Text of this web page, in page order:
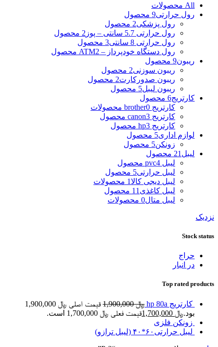
All محصولات
رول حرارتی9 محصول
رول پزشکی2 محصول
رول حرارتی 5.7 سانتی – پوز
2 محصول
رول حرارتی 8 سانتی
3 محصول
رول دستگاه خودپرداز – ATM 2 محصول
ریبون9 محصول
ریبون سوزنی2 محصول
ریبون صدورکارت2 محصول
ریبون لیبل5 محصول
کارتریج6 محصول
کارتریج brother 0 محصولات
کارتریج canon 3 محصول
کارتریج hp 3 محصول
لوازم اداری5 محصول
زونکن5 محصول
لیبل 21 محصول
لیبل pvc 4 محصول
لیبل حرارتی5 محصول
لیبل دیجی کالا1 محصولات
لیبل کاغذی 11 محصول
لیبل متال0 محصولات
نزدیک
Stock status
حراج
در انبار
Top rated products
کارتریج hp 80a ﷼1,900,000
قیمت اصلی ﷼ 1,900,000
بود.﷼
قیمت فعلی ﷼ 1,700,000 است.
زونکن فلزی
لیبل حرارتی۶۰*۴۰ (لیبل ترازو)